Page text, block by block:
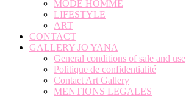
MODE HOMME
LIFESTYLE
ART
CONTACT
GALLERY JO YANA
General conditions of sale and use
Politique de confidentialité
Contact Art Gallery
MENTIONS LEGALES